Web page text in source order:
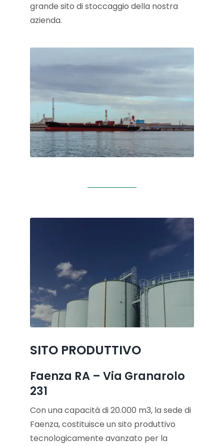
grande sito di stoccaggio della nostra
azienda.
SITO PRODUTTIVO
Faenza RA – Via Granarolo
231
Con una capacità di 20.000 m3, la sede di
Faenza, costituisce un sito produttivo
tecnologicamente avanzato per la